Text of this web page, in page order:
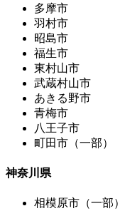
多摩市
羽村市
昭島市
福生市
東村山市
武蔵村山市
あきる野市
青梅市
八王子市
町田市（一部）
神奈川県
相模原市（一部）